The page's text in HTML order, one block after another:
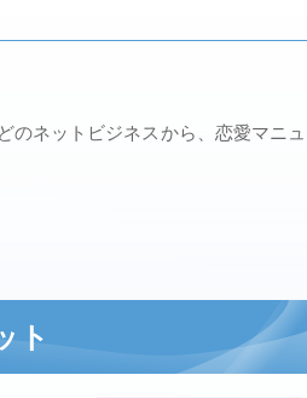
のネットビジネスから、恋愛マ
ト